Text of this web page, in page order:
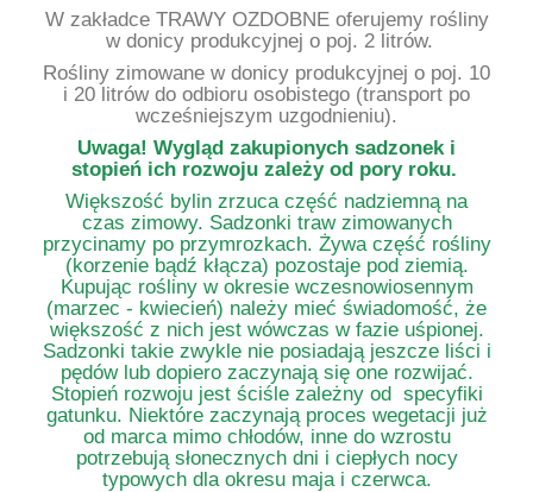
W zakładce TRAWY OZDOBNE oferujemy rośliny
w donicy produkcyjnej o poj. 2 litrów.
Rośliny zimowane w donicy produkcyjnej o poj. 10
i 20 litrów do odbioru osobistego (transport po
wcześniejszym uzgodnieniu).
Uwaga! Wygląd zakupionych sadzonek i
stopień ich rozwoju zależy od pory roku.
Większość bylin zrzuca część nadziemną na
czas zimowy. Sadzonki traw zimowanych
przycinamy po przymrozkach. Żywa część rośliny
(korzenie bądź kłącza) pozostaje pod ziemią.
Kupując rośliny w okresie wczesnowiosennym
(marzec - kwiecień) należy mieć świadomość, że
większość z nich jest wówczas w fazie uśpionej.
Sadzonki takie zwykle nie posiadają jeszcze liści i
pędów lub dopiero zaczynają się one rozwijać.
Stopień rozwoju jest ściśle zależny od specyfiki
gatunku. Niektóre zaczynają proces wegetacji już
od marca mimo chłodów, inne do wzrostu
potrzebują słonecznych dni i ciepłych nocy
typowych dla okresu maja i czerwca.